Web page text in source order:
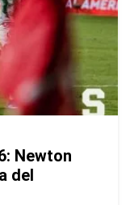
Newton
del